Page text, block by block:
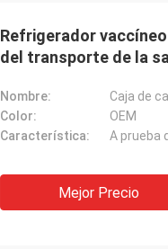
Refrigerador
del transporte de la
Nombre:
Color:
OEM
Característica:
A prueba
Mejor Precio